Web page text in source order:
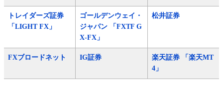
トレイダーズ証券
「LIGHT FX」
ゴールデンウェイ・
ジャパン 「FXTF G
X-FX」
松井証券
FXブロードネット IG証券
楽天証券 「楽天MT
4」